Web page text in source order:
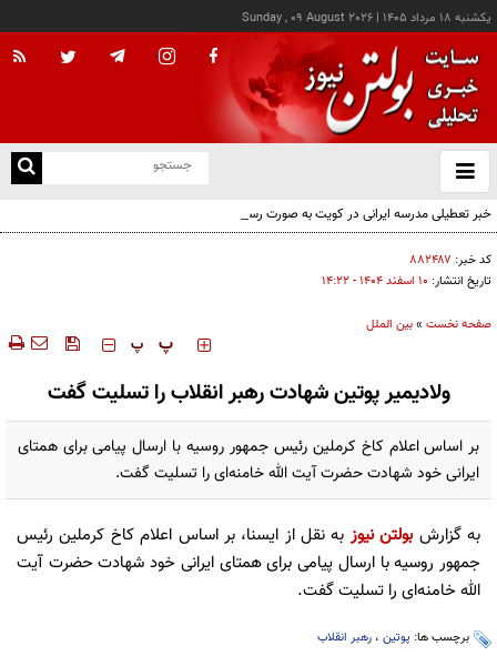
يکشنبه ۱۸ مرداد ۱۴۰۵ |
Sunday , 09 August 2026
باز
و
خبر تعطیلی مدرسه ایرانی در کویت به صورت رسمی اعلام نشده
کد خبر: ۸۸۲۴۸۷
تاریخ انتشار: ۱۰ اسفند ۱۴۰۴ - ۱۴:۲۲
صفحه نخست »بین الملل
‍‍‍ پ پ
ولادیمیر پوتین شهادت رهبر انقلاب را تسلیت گفت
بر اساس اعلام کاخ کرملین رئیس جمهور روسیه با ارسال پیامی برای همتای
ایرانی خود شهادت حضرت آیت الله خامنه‌ای را تسلیت گفت.
به گزارشبولتن نیوز به نقل از ایسنا، بر اساس اعلام کاخ کرملین رئیس
جمهور روسیه با ارسال پیامی برای همتای ایرانی خود شهادت حضرت آیت
الله خامنه‌ای را تسلیت گفت.
برچسب ها: پوتین ، رهبر انقلاب